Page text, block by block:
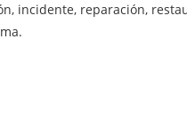
incidente, reparación,